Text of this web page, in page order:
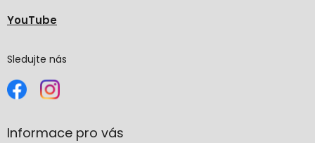
YouTube
Sledujte nás
Informace pro vás